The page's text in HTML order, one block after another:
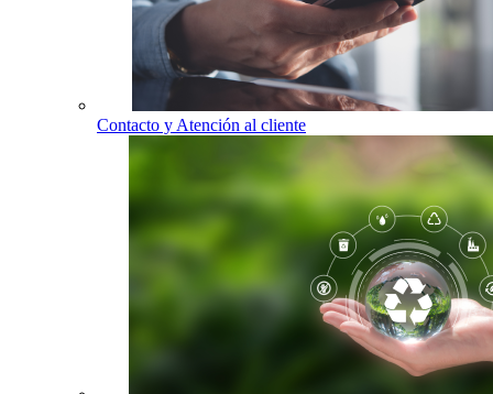
Contacto y Atención al cliente